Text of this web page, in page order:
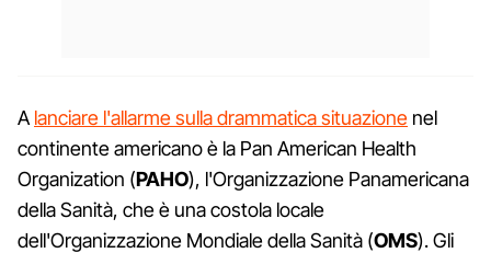
A lanciare l'allarme sulla drammatica situazione nel
continente americano è la Pan American Health
Organization (PAHO), l'Organizzazione Panamericana
della Sanità, che è una costola locale
dell'Organizzazione Mondiale della Sanità (OMS). Gli